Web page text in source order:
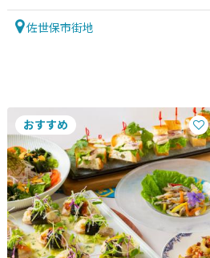
使ったチキンかつれつバーガーもおすす
め！佐世保市街地